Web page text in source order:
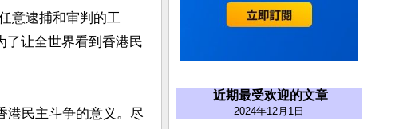
意逮捕和审判的工
了让全世界看到香港民
港民主斗争的意义。尽
近期最受欢迎的文章
2024年12月1日